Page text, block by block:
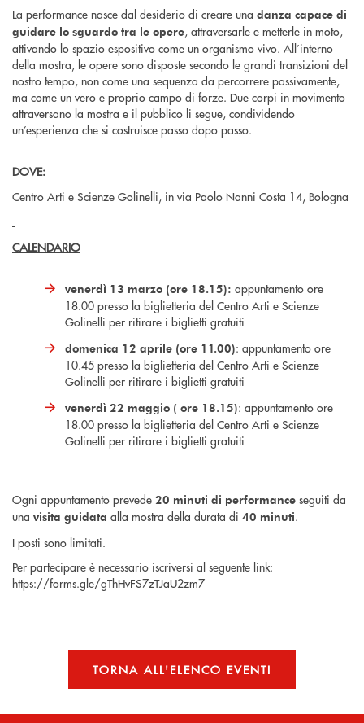
La performance nasce dal desiderio di creare una danza capace di
guidare lo sguardo tra le opere, attraversarle e metterle in moto,
attivando lo spazio espositivo come un organismo vivo. All’interno
della mostra, le opere sono disposte secondo le grandi transizioni del
nostro tempo, non come una sequenza da percorrere passivamente,
ma come un vero e proprio campo di forze. Due corpi in movimento
attraversano la mostra e il pubblico li segue, condividendo
un’esperienza che si costruisce passo dopo passo.
DOVE:
Centro Arti e Scienze Golinelli, in via Paolo Nanni Costa 14, Bologna
CALENDARIO
venerdì 13 marzo (ore 18.15): appuntamento ore
18.00 presso la biglietteria del Centro Arti e Scienze
Golinelli per ritirare i biglietti gratuiti
domenica 12 aprile (ore 11.00): appuntamento ore
10.45 presso la biglietteria del Centro Arti e Scienze
Golinelli per ritirare i biglietti gratuiti
venerdì 22 maggio ( ore 18.15): appuntamento ore
18.00 presso la biglietteria del Centro Arti e Scienze
Golinelli per ritirare i biglietti gratuiti
Ogni appuntamento prevede 20 minuti di performance seguiti da
una visita guidata alla mostra della durata di 40 minuti.
I posti sono limitati.
Per partecipare è necessario iscriversi al seguente link:
https://forms.gle/gThHvFS7zTJaU2zm7
TORNA ALL'ELENCO EVENTI